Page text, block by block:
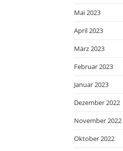
Mai 2023
April 2023
März 2023
Februar 2023
Januar 2023
Dezember 2022
November 2022
Oktober 2022